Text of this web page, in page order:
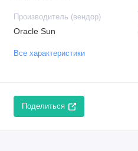
Производитель (вендор)
Oracle Sun
Все характеристики
Поделиться